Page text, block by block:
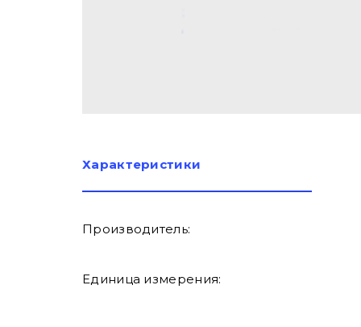
Характеристики
Производитель:
Единица измерения: